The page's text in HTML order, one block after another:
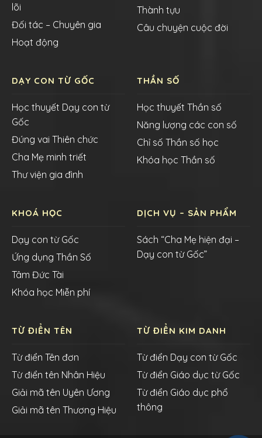
lõi
Đối tác – Chuyên gia
Hoạt động
Thành tựu
Câu chuyện cuộc đời
DẠY CON TỪ GỐC
Học thuyết Dạy con từ
Gốc
Đúng vai Thiên chức
Cha Mẹ minh triết
Thư viện gia đình
THẦN SỐ
Học thuyết Thần số
Năng lượng các con số
Chỉ số Thần số học
Khóa học Thần số
KHOÁ HỌC
Dạy con từ Gốc
Ứng dụng Thần Số
Tâm Đức Tài
Khóa học Miễn phí
DỊCH VỤ – SẢN PHẨM
Sách “Cha Mẹ hiện đại –
Dạy con từ Gốc”
TỪ ĐIỂN TÊN
Từ điển Tên đơn
Từ điển tên Nhân Hiệu
Giải mã tên Uyên Ương
Giải mã tên Thương Hiệu
TỪ ĐIỂN KIM DANH
Từ điển Dạy con từ Gốc
Từ điển Giáo dục từ Gốc
Từ điển Giáo dục phổ
thông